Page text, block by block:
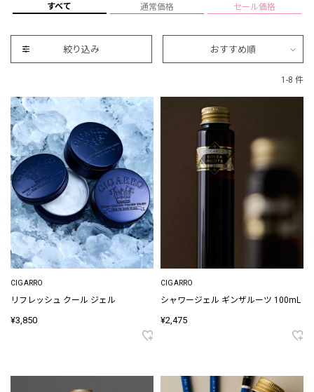
すべて 通常価格 セール価格
絞り込み おすすめ順
1-8 件
CIGARRO
リフレッシュ クール ジェル
¥3,850
CIGARRO
シャワージェル ギンザルーツ 100mL
¥2,475